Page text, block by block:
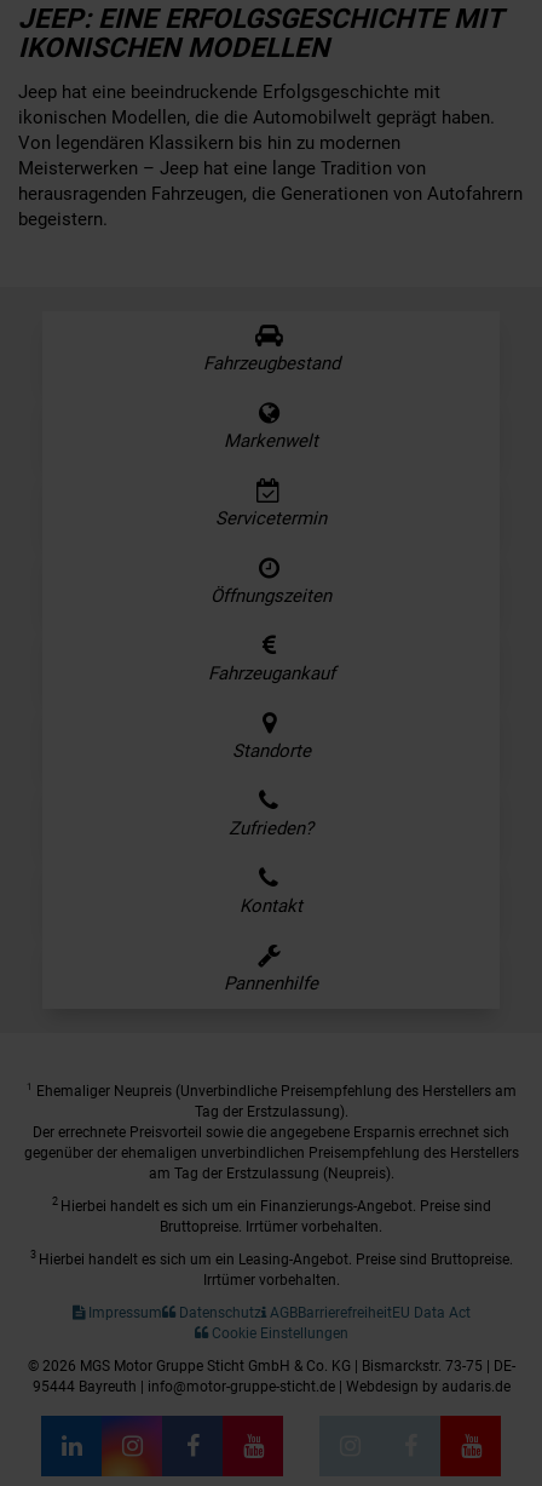
JEEP: EINE ERFOLGSGESCHICHTE MIT
IKONISCHEN MODELLEN
Jeep hat eine beeindruckende Erfolgsgeschichte mit
ikonischen Modellen, die die Automobilwelt geprägt haben.
Von legendären Klassikern bis hin zu modernen
Meisterwerken – Jeep hat eine lange Tradition von
herausragenden Fahrzeugen, die Generationen von Autofahrern
begeistern.
Fahrzeugbestand
Markenwelt
Servicetermin
Öffnungszeiten
Fahrzeugankauf
Standorte
Zufrieden?
Kontakt
Pannenhilfe
1
Ehemaliger Neupreis (Unverbindliche Preisempfehlung des Herstellers am
Tag der Erstzulassung).
Der errechnete Preisvorteil sowie die angegebene Ersparnis errechnet sich
gegenüber der ehemaligen unverbindlichen Preisempfehlung des Herstellers
am Tag der Erstzulassung (Neupreis).
2 Hierbei handelt es sich um ein Finanzierungs-Angebot. Preise sind
Bruttopreise. Irrtümer vorbehalten.
3 Hierbei handelt es sich um ein Leasing-Angebot. Preise sind Bruttopreise.
Irrtümer vorbehalten.
Impressum
Datenschutz AGBBarrierefreiheitEU Data Act
Cookie Einstellungen
© 2026 MGS Motor Gruppe Sticht GmbH & Co. KG | Bismarckstr. 73-75 | DE-
95444 Bayreuth | info@motor-gruppe-sticht.de | Webdesign by audaris.de